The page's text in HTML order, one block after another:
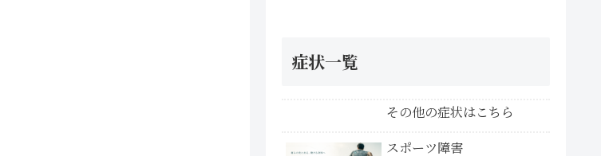
症状一覧
その他の症状はこちら
スポーツ障害